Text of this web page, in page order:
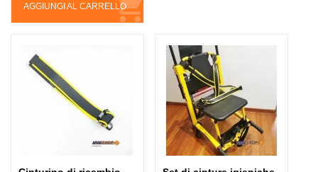
AGGIUNGI AL CARRELLO